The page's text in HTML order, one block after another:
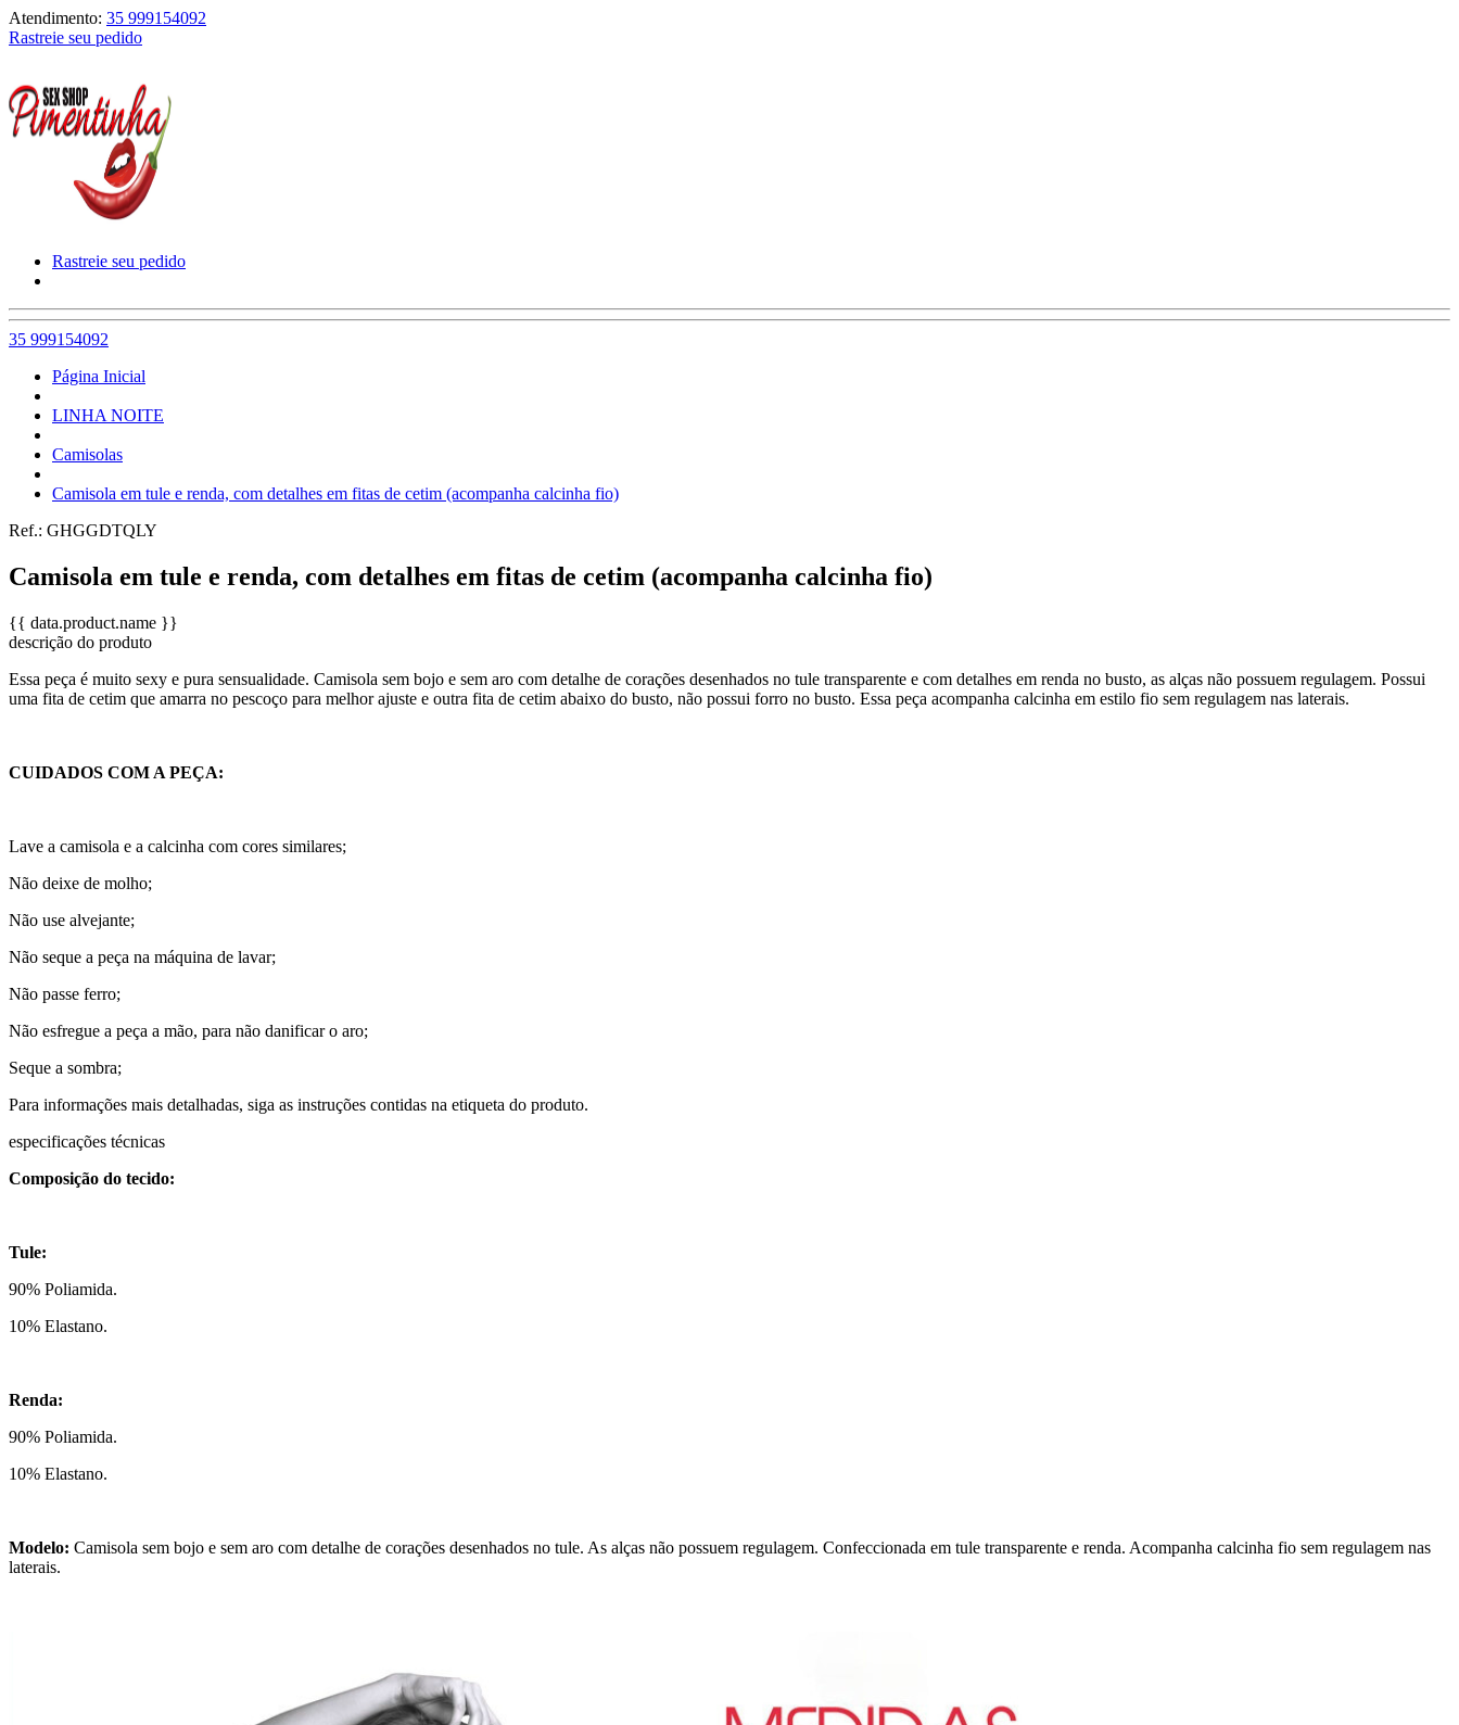
Atendimento: 35 999154092
Rastreie seu pedido
Rastreie seu pedido
35 999154092
Página Inicial
LINHA NOITE
Camisolas
Camisola em tule e renda, com detalhes em fitas de cetim (acompanha calcinha fio)
Ref.: GHGGDTQLY
Camisola em tule e renda, com detalhes em fitas de cetim (acompanha calcinha fio)
{{ data.product.name }}
descrição do produto
Essa peça é muito sexy e pura sensualidade. Camisola sem bojo e sem aro com detalhe de corações desenhados no tule transparente e com detalhes em renda no busto, as alças não possuem regulagem. Possui
uma fita de cetim que amarra no pescoço para melhor ajuste e outra fita de cetim abaixo do busto, não possui forro no busto. Essa peça acompanha calcinha em estilo fio sem regulagem nas laterais.
CUIDADOS COM A PEÇA:
Lave a camisola e a calcinha com cores similares;
Não deixe de molho;
Não use alvejante;
Não seque a peça na máquina de lavar;
Não passe ferro;
Não esfregue a peça a mão, para não danificar o aro;
Seque a sombra;
Para informações mais detalhadas, siga as instruções contidas na etiqueta do produto.
especificações técnicas
Composição do tecido:
Tule:
90% Poliamida.
10% Elastano.
Renda:
90% Poliamida.
10% Elastano.
Modelo: Camisola sem bojo e sem aro com detalhe de corações desenhados no tule. As alças não possuem regulagem. Confeccionada em tule transparente e renda. Acompanha calcinha fio sem regulagem nas
laterais.